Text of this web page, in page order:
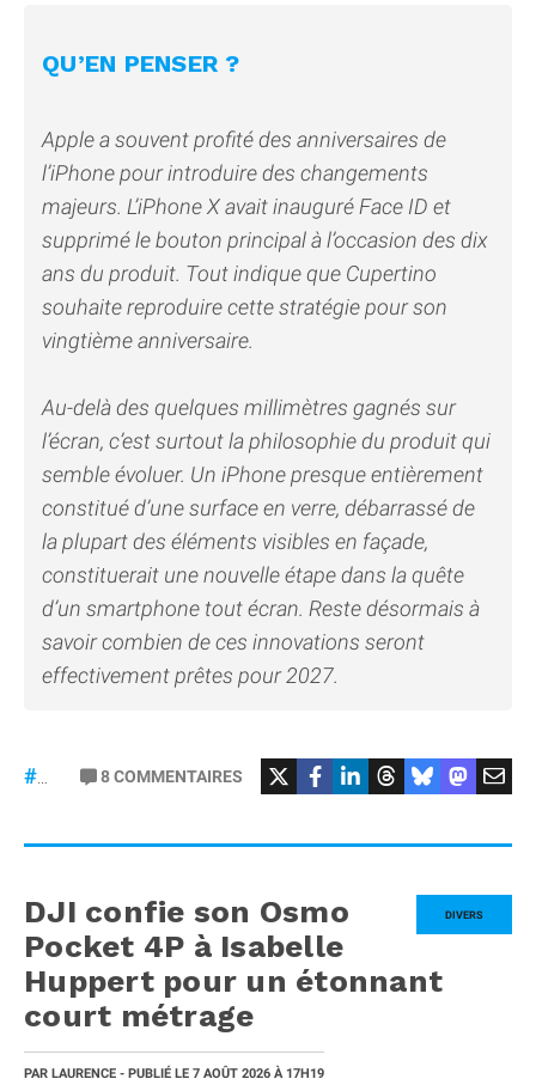
QU’EN PENSER ?
Apple a souvent profité des anniversaires de
l’iPhone pour introduire des changements
majeurs. L’iPhone X avait inauguré Face ID et
supprimé le bouton principal à l’occasion des dix
ans du produit. Tout indique que Cupertino
souhaite reproduire cette stratégie pour son
vingtième anniversaire.
Au-delà des quelques millimètres gagnés sur
l’écran, c’est surtout la philosophie du produit qui
semble évoluer. Un iPhone presque entièrement
constitué d’une surface en verre, débarrassé de
la plupart des éléments visibles en façade,
constituerait une nouvelle étape dans la quête
d’un smartphone tout écran. Reste désormais à
savoir combien de ces innovations seront
effectivement prêtes pour 2027.
8COMMENTAIRES
DIVERS
DJI confie son Osmo
Pocket 4P à Isabelle
Huppert pour un étonnant
court métrage
PAR LAURENCE - PUBLIÉ LE 7 AOÛT 2026 À 17H19